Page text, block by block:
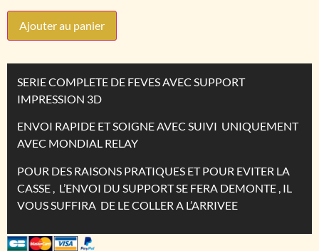
Ajouter au panier
SERIE COMPLETE DE FEVES AVEC SUPPORT
IMPRESSION 3D
ENVOI RAPIDE ET SOIGNE AVEC SUIVI UNIQUEMENT
AVEC MONDIAL RELAY
POUR DES RAISONS PRATIQUES ET POUR EVITER LA
CASSE , L’ENVOI DU SUPPORT SE FERA DEMONTE , IL
VOUS SUFFIRA DE LE COLLER A L’ARRIVEE